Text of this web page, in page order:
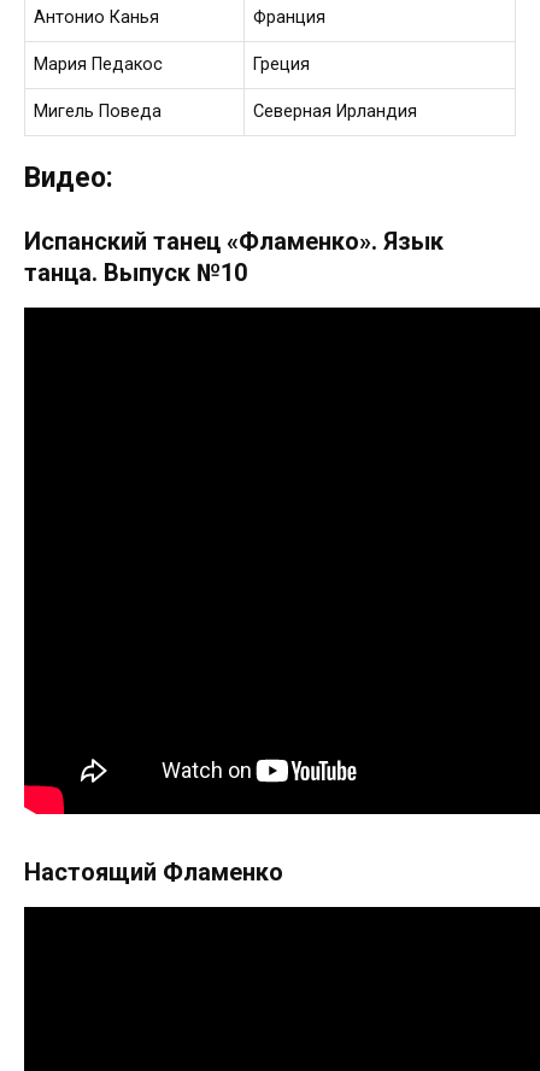
Антонио Канья Франция
Мария Педакос Греция
Мигель Поведа Северная Ирландия
Видео:
Испанский танец «Фламенко». Язык
танца. Выпуск №10
Настоящий Фламенко